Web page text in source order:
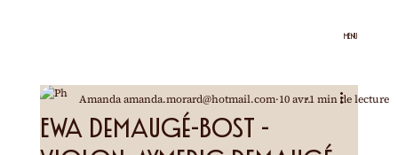
MENU
Ewa Demaugé-Bost -
Amanda amanda.morard@hotmail.com 10 avr.1 min de lecture